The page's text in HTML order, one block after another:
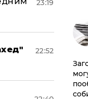
23:19
22:52